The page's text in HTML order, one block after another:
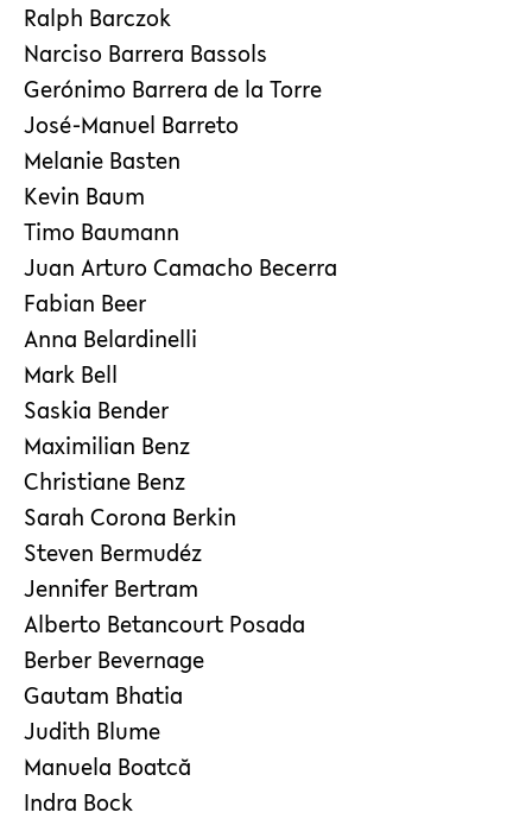
Ralph Barczok
Narciso Barrera Bassols
Gerónimo Barrera de la Torre
José-Manuel Barreto
Melanie Basten
Kevin Baum
Timo Baumann
Juan Arturo Camacho Becerra
Fabian Beer
Anna Belardinelli
Mark Bell
Saskia Bender
Maximilian Benz
Christiane Benz
Sarah Corona Berkin
Steven Bermudéz
Jennifer Bertram
Alberto Betancourt Posada
Berber Bevernage
Gautam Bhatia
Judith Blume
Manuela Boatcă
Indra Bock